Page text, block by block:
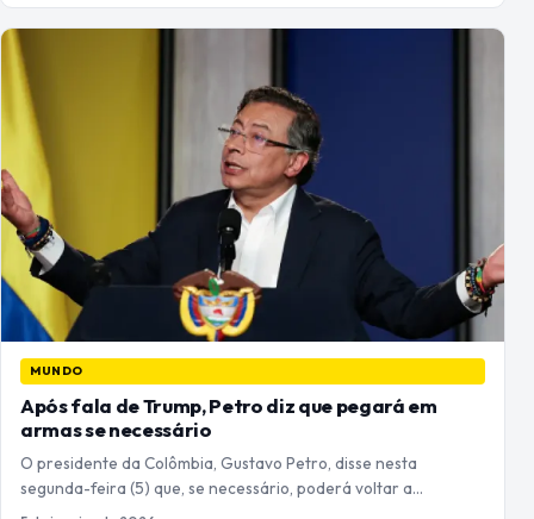
MUNDO
Após fala de Trump, Petro diz que pegará em
armas se necessário
O presidente da Colômbia, Gustavo Petro, disse nesta
segunda-feira (5) que, se necessário, poderá voltar a…